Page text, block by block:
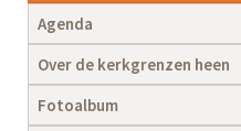
Agenda
Over de kerkgrenzen heen
Fotoalbum